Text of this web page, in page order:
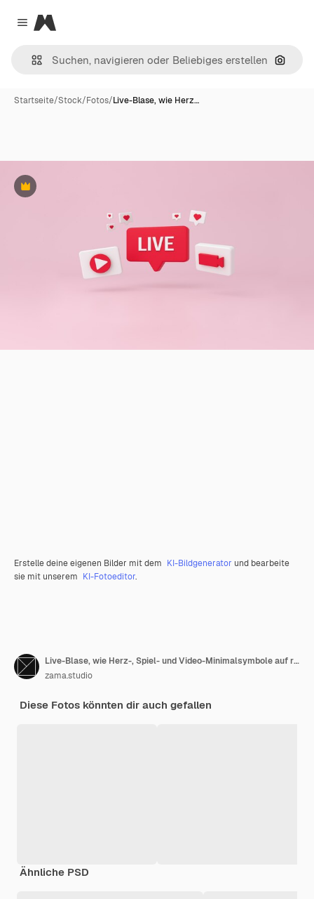
Close menu
Magnific
Nach
Startseite/Stock/Fotos/Live-Blase, wie Herz…
Premium
Erstelle deine eigenen Bilder mit dem KI-Bildgenerator und bearbeite
sie mit unserem KI-Fotoeditor.
Live-Blase, wie Herz-, Spiel- und Video-Minimalsymbole auf rosa Hintergrund. 3D-Rendering.
zama.studio
Diese Fotos könnten dir auch gefallen
Ähnliche PSD